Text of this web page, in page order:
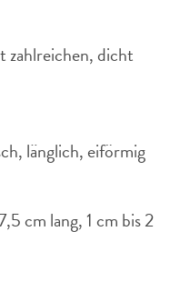
zahlreichen, dicht
länglich, eiförmig
cm lang, 1 cm bis 2